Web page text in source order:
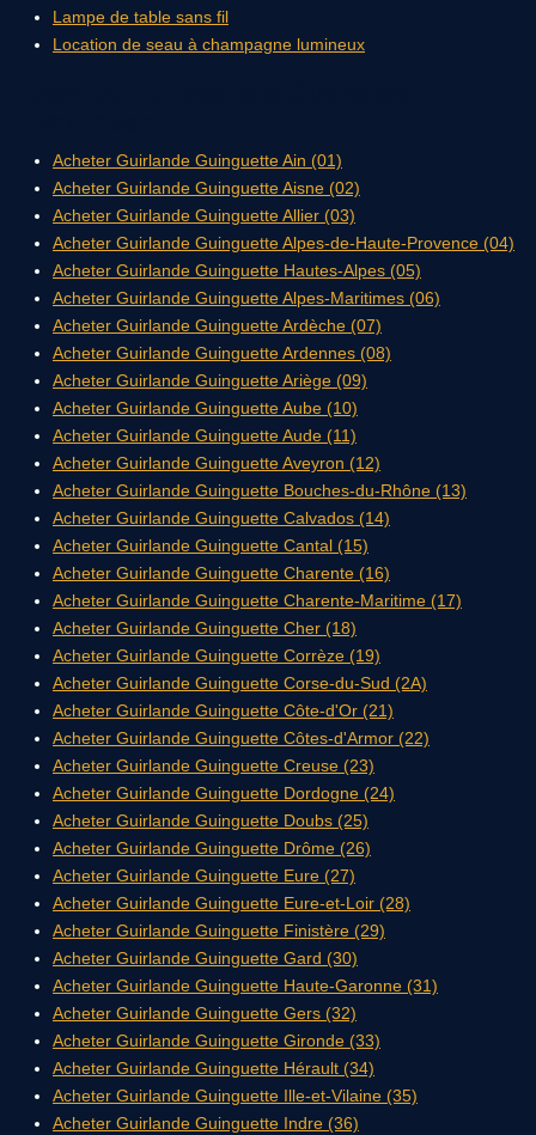
Lampe de table sans fil
Location de seau à champagne lumineux
Acheter Guirlande Guinguette Ain (01)
Acheter Guirlande Guinguette Aisne (02)
Acheter Guirlande Guinguette Allier (03)
Acheter Guirlande Guinguette Alpes-de-Haute-Provence (04)
Acheter Guirlande Guinguette Hautes-Alpes (05)
Acheter Guirlande Guinguette Alpes-Maritimes (06)
Acheter Guirlande Guinguette Ardèche (07)
Acheter Guirlande Guinguette Ardennes (08)
Acheter Guirlande Guinguette Ariège (09)
Acheter Guirlande Guinguette Aube (10)
Acheter Guirlande Guinguette Aude (11)
Acheter Guirlande Guinguette Aveyron (12)
Acheter Guirlande Guinguette Bouches-du-Rhône (13)
Acheter Guirlande Guinguette Calvados (14)
Acheter Guirlande Guinguette Cantal (15)
Acheter Guirlande Guinguette Charente (16)
Acheter Guirlande Guinguette Charente-Maritime (17)
Acheter Guirlande Guinguette Cher (18)
Acheter Guirlande Guinguette Corrèze (19)
Acheter Guirlande Guinguette Corse-du-Sud (2A)
Acheter Guirlande Guinguette Côte-d'Or (21)
Acheter Guirlande Guinguette Côtes-d'Armor (22)
Acheter Guirlande Guinguette Creuse (23)
Acheter Guirlande Guinguette Dordogne (24)
Acheter Guirlande Guinguette Doubs (25)
Acheter Guirlande Guinguette Drôme (26)
Acheter Guirlande Guinguette Eure (27)
Acheter Guirlande Guinguette Eure-et-Loir (28)
Acheter Guirlande Guinguette Finistère (29)
Acheter Guirlande Guinguette Gard (30)
Acheter Guirlande Guinguette Haute-Garonne (31)
Acheter Guirlande Guinguette Gers (32)
Acheter Guirlande Guinguette Gironde (33)
Acheter Guirlande Guinguette Hérault (34)
Acheter Guirlande Guinguette Ille-et-Vilaine (35)
Acheter Guirlande Guinguette Indre (36)